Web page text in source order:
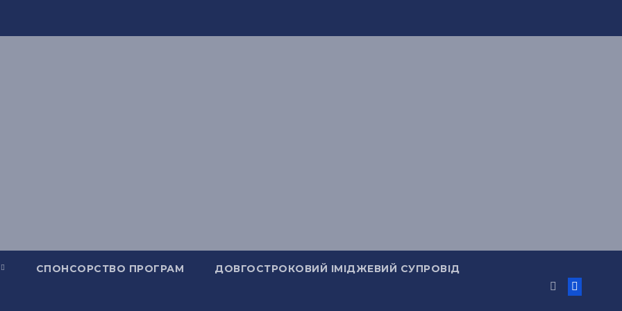
СПОНСОРСТВО ПРОГРАМ ДОВГОСТРОКОВИЙ ІМІДЖЕВИЙ СУПРОВІД